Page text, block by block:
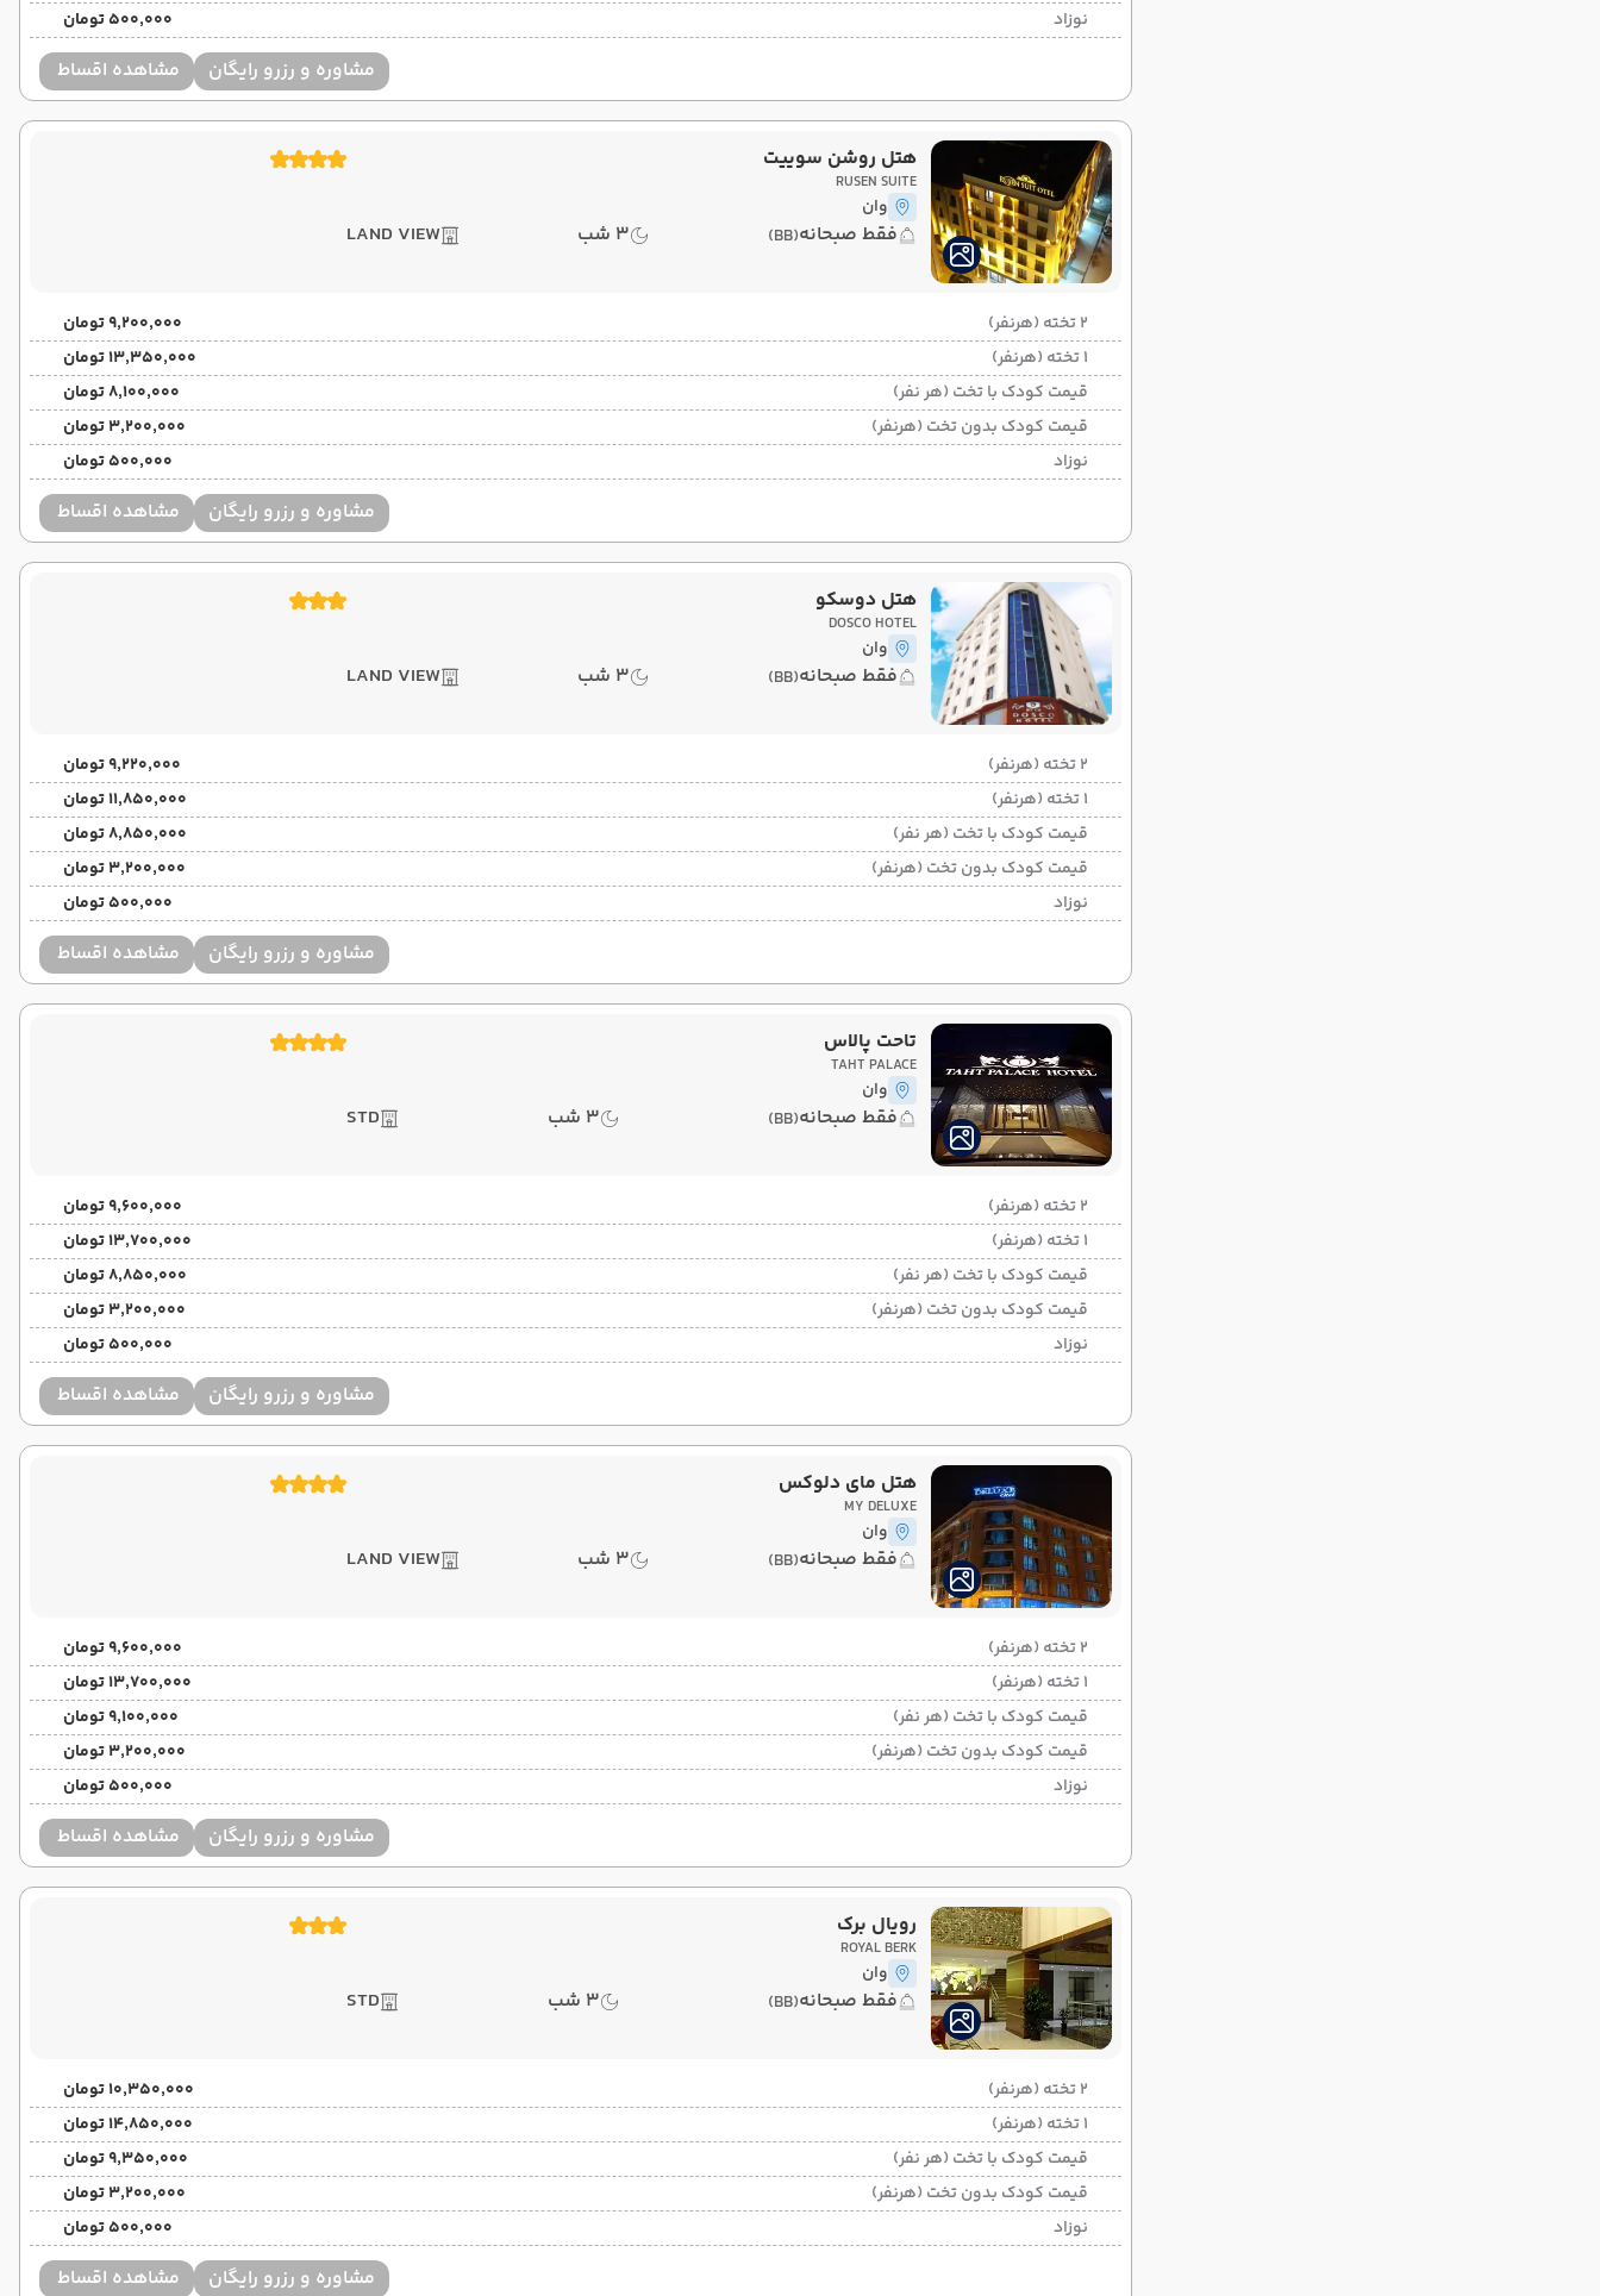
نوزاد
۵۰۰٬۰۰۰ تومان
مشاوره و رزرو رایگان مشاهده اقساط
هتل روشن سوییت
RUSEN SUITE
وان
فقط صبحانه(BB) 3 شب LAND VIEW
2 تخته (هرنفر)
۹٬۲۰۰٬۰۰۰ تومان
1 تخته (هرنفر)
۱۳٬۳۵۰٬۰۰۰ تومان
قیمت کودک با تخت (هر نفر)
۸٬۱۰۰٬۰۰۰ تومان
قیمت کودک بدون تخت (هرنفر)
۳٬۲۰۰٬۰۰۰ تومان
نوزاد
۵۰۰٬۰۰۰ تومان
مشاوره و رزرو رایگان مشاهده اقساط
هتل دوسکو
DOSCO HOTEL
وان
فقط صبحانه(BB) 3 شب LAND VIEW
2 تخته (هرنفر)
۹٬۲۲۰٬۰۰۰ تومان
1 تخته (هرنفر)
۱۱٬۸۵۰٬۰۰۰ تومان
قیمت کودک با تخت (هر نفر)
۸٬۸۵۰٬۰۰۰ تومان
قیمت کودک بدون تخت (هرنفر)
۳٬۲۰۰٬۰۰۰ تومان
نوزاد
۵۰۰٬۰۰۰ تومان
مشاوره و رزرو رایگان مشاهده اقساط
تاحت پالاس
TAHT PALACE
وان
فقط صبحانه(BB) 3 شب STD
2 تخته (هرنفر)
۹٬۶۰۰٬۰۰۰ تومان
1 تخته (هرنفر)
۱۳٬۷۰۰٬۰۰۰ تومان
قیمت کودک با تخت (هر نفر)
۸٬۸۵۰٬۰۰۰ تومان
قیمت کودک بدون تخت (هرنفر)
۳٬۲۰۰٬۰۰۰ تومان
نوزاد
۵۰۰٬۰۰۰ تومان
مشاوره و رزرو رایگان مشاهده اقساط
هتل مای دلوکس
MY DELUXE
وان
فقط صبحانه(BB) 3 شب LAND VIEW
2 تخته (هرنفر)
۹٬۶۰۰٬۰۰۰ تومان
1 تخته (هرنفر)
۱۳٬۷۰۰٬۰۰۰ تومان
قیمت کودک با تخت (هر نفر)
۹٬۱۰۰٬۰۰۰ تومان
قیمت کودک بدون تخت (هرنفر)
۳٬۲۰۰٬۰۰۰ تومان
نوزاد
۵۰۰٬۰۰۰ تومان
مشاوره و رزرو رایگان مشاهده اقساط
رویال برک
ROYAL BERK
وان
فقط صبحانه(BB) 3 شب STD
2 تخته (هرنفر)
۱۰٬۳۵۰٬۰۰۰ تومان
1 تخته (هرنفر)
۱۴٬۸۵۰٬۰۰۰ تومان
قیمت کودک با تخت (هر نفر)
۹٬۳۵۰٬۰۰۰ تومان
قیمت کودک بدون تخت (هرنفر)
۳٬۲۰۰٬۰۰۰ تومان
نوزاد
۵۰۰٬۰۰۰ تومان
مشاوره و رزرو رایگان مشاهده اقساط